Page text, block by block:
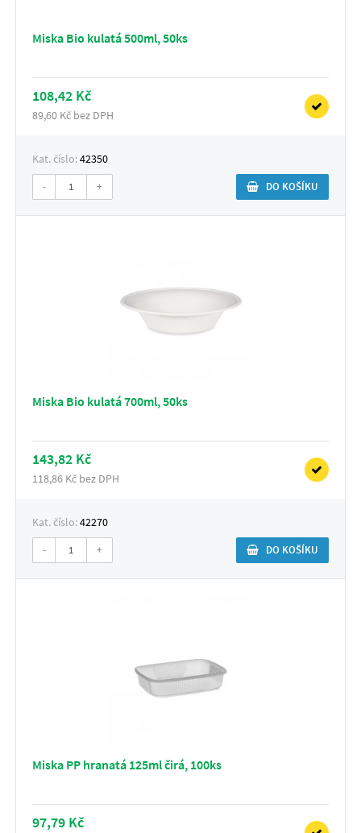
Miska Bio kulatá 500ml, 50ks
108,42 Kč
89,60 Kč bez DPH
Kat. číslo:42350
- + DO KOŠÍKU
Miska Bio kulatá 700ml, 50ks
143,82 Kč
118,86 Kč bez DPH
Kat. číslo:42270
- + DO KOŠÍKU
Miska PP hranatá 125ml čirá, 100ks
97,79 Kč